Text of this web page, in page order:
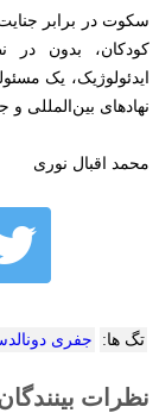
سکوت در برابر
کودکان، بدون
ایدئولوژیک، یک
نهادهای بین‌المللی
محمد اقبال نوری
تگ ها: جفری
نظرات